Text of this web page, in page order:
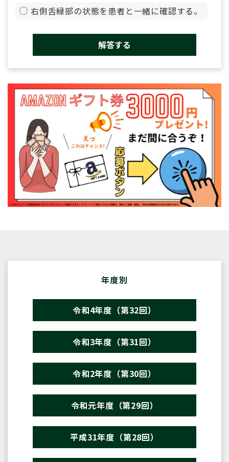
右側舌緑部の状態を患者と一緒に確認する。
解答する
年度別
令和4年度（第32回）
令和3年度（第31回）
令和2年度（第30回）
令和元年度（第29回）
平成31年度（第28回）